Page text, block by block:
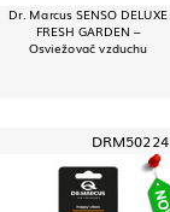
Dr. Marcus SENSO DELUXE
FRESH GARDEN –
Osviežovač vzduchu
DRM50224